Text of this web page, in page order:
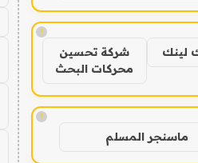
!
لينك
شركة تحسين
محركات البحث
!
ماسنجر المسلم